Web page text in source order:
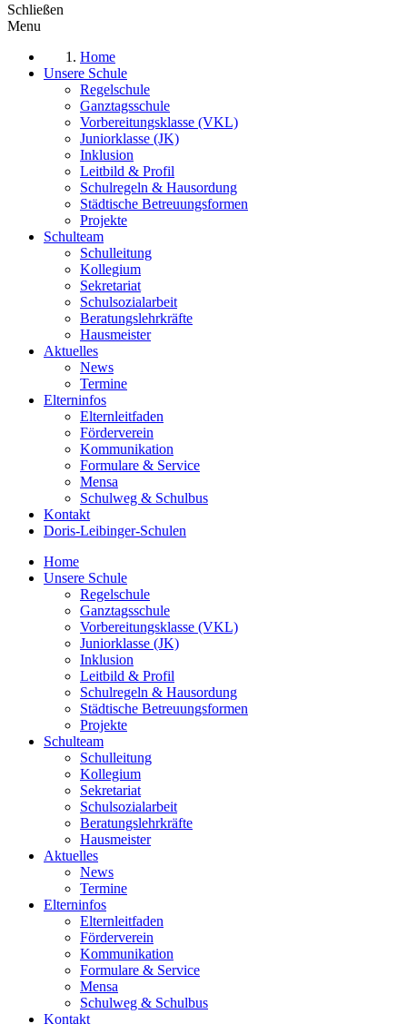
Schließen
Menu
Home
Unsere Schule
Regelschule
Ganztagsschule
Vorbereitungsklasse (VKL)
Juniorklasse (JK)
Inklusion
Leitbild & Profil
Schulregeln & Hausordung
Städtische Betreuungsformen
Projekte
Schulteam
Schulleitung
Kollegium
Sekretariat
Schulsozialarbeit
Beratungslehrkräfte
Hausmeister
Aktuelles
News
Termine
Elterninfos
Elternleitfaden
Förderverein
Kommunikation
Formulare & Service
Mensa
Schulweg & Schulbus
Kontakt
Doris-Leibinger-Schulen
Home
Unsere Schule
Regelschule
Ganztagsschule
Vorbereitungsklasse (VKL)
Juniorklasse (JK)
Inklusion
Leitbild & Profil
Schulregeln & Hausordung
Städtische Betreuungsformen
Projekte
Schulteam
Schulleitung
Kollegium
Sekretariat
Schulsozialarbeit
Beratungslehrkräfte
Hausmeister
Aktuelles
News
Termine
Elterninfos
Elternleitfaden
Förderverein
Kommunikation
Formulare & Service
Mensa
Schulweg & Schulbus
Kontakt